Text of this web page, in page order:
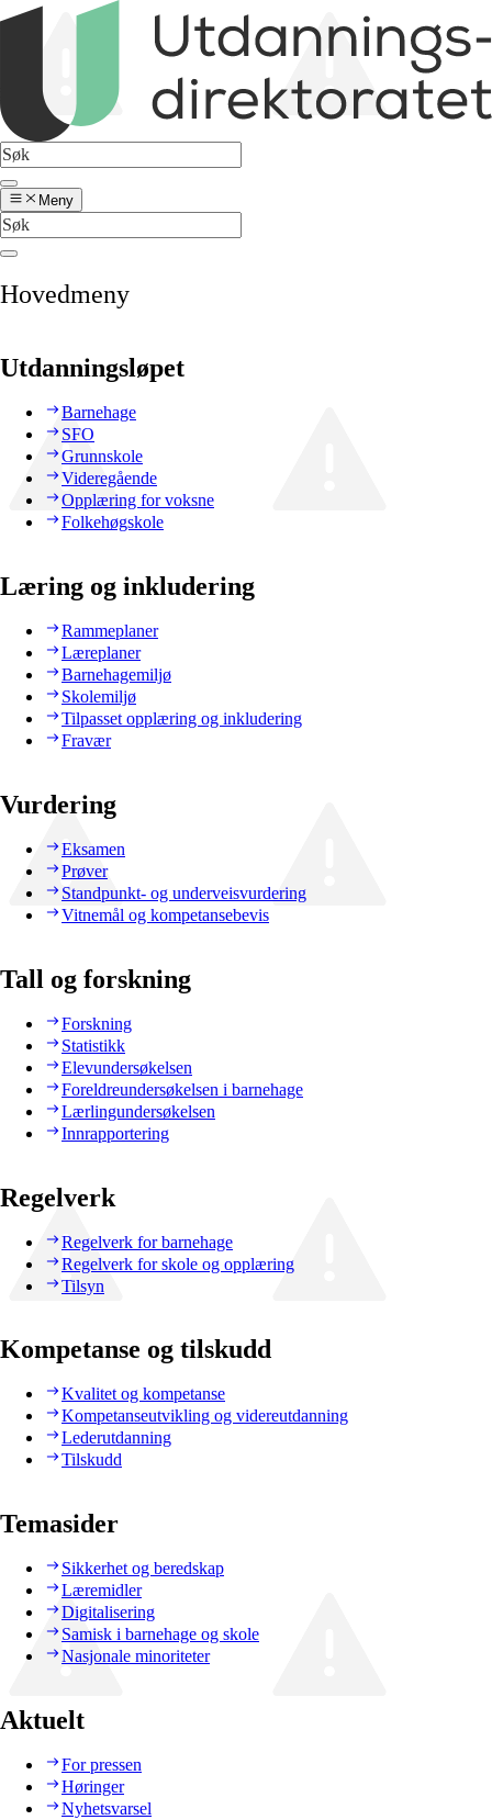
Meny
Hovedmeny
Utdanningsløpet
Barnehage
SFO
Grunnskole
Videregående
Opplæring for voksne
Folkehøgskole
Læring og inkludering
Rammeplaner
Læreplaner
Barnehagemiljø
Skolemiljø
Tilpasset opplæring og inkludering
Fravær
Vurdering
Eksamen
Prøver
Standpunkt- og underveisvurdering
Vitnemål og kompetansebevis
Tall og forskning
Forskning
Statistikk
Elevundersøkelsen
Foreldreundersøkelsen i barnehage
Lærlingundersøkelsen
Innrapportering
Regelverk
Regelverk for barnehage
Regelverk for skole og opplæring
Tilsyn
Kompetanse og tilskudd
Kvalitet og kompetanse
Kompetanseutvikling og videreutdanning
Lederutdanning
Tilskudd
Temasider
Sikkerhet og beredskap
Læremidler
Digitalisering
Samisk i barnehage og skole
Nasjonale minoriteter
Aktuelt
For pressen
Høringer
Nyhetsvarsel